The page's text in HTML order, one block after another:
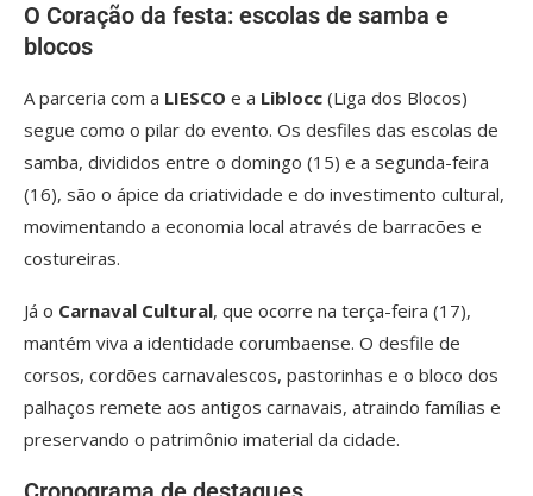
O Coração da festa: escolas de samba e
blocos
A parceria com a LIESCO e a Liblocc (Liga dos Blocos)
segue como o pilar do evento. Os desfiles das escolas de
samba, divididos entre o domingo (15) e a segunda-feira
(16), são o ápice da criatividade e do investimento cultural,
movimentando a economia local através de barracões e
costureiras.
Já o Carnaval Cultural, que ocorre na terça-feira (17),
mantém viva a identidade corumbaense. O desfile de
corsos, cordões carnavalescos, pastorinhas e o bloco dos
palhaços remete aos antigos carnavais, atraindo famílias e
preservando o patrimônio imaterial da cidade.